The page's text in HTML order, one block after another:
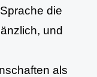
die
und
als